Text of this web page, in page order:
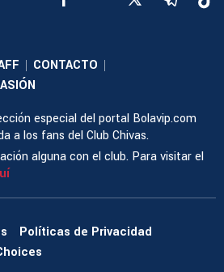
| CONTACTO |
especial del portal Bolavip.com
a los fans del Club Chivas.
alguna con el club. Para visitar el
Políticas de Privacidad